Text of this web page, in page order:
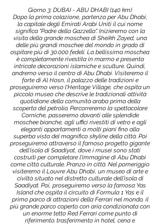
Giorno 3: DUBAI - ABU DHABI (140 km)
Dopo la prima colazione, partenza per Abu Dhabi,
la capitale degli Emirati Arabi Uniti il cui nome
significa "Padre della Gazzella". Inizieremo con la
visita della grande moschea di Sheikh Zayed, una
delle più grandi moschee del mondo in grado di
ospitare più di 30.000 fedeli. La bellissima moschea
è completamente rivestita in marmo e presenta
intricate decorazioni islamiche e sculture. Quindi,
andremo verso il centro di Abu Dhabi. Visiteremo il
forte di Al Hosn, il palazzo delle tradizioni e
proseguiremo verso l'Heritage Village, che ospita un
piccolo museo che descrive le tradizionali attività
quotidiane della comunità araba prima della
scoperta del petrolio. Percorreremo la spettacolare
Corniche, passeremo davanti alle splendide
moschee bianche, agli uffici rivestiti di vetro e agli
eleganti appartamenti a molti piani fino alla
superba vista del magnifico skyline della città. Poi
proseguiremo attraverso il famoso progetto gigante
dell'isola di Saadiyat, dove i musei sono stati
costruiti per completare l'immagine di Abu Dhabi
come città culturale. Pranzo in città. Nel pomeriggio
visiteremo il Louvre Abu Dhabi, un museo di arte e
civiltà situato nel distretto culturale dell'isola di
Saadiyat. Poi, proseguiremo verso la famosa Yas
Island che ospita il circuito di Formula 1 Yas e il
primo parco di attrazioni della Ferrari nel mondo, il
più grande parco coperto con aria condizionata con
un enorme tetto Red Ferrari come punto di
riferimento. trasferimento in hotel, cena e